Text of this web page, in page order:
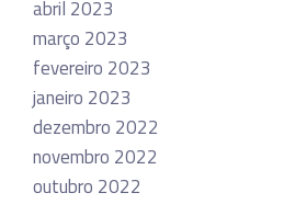
abril 2023
março 2023
fevereiro 2023
janeiro 2023
dezembro 2022
novembro 2022
outubro 2022